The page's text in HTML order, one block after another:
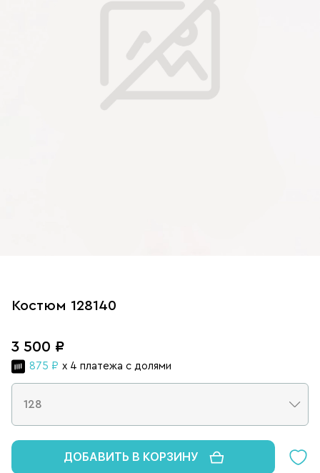
Костюм 128140
3 500 ₽
875 ₽ x 4 платежа с долями
ДОБАВИТЬ В КОРЗИНУ